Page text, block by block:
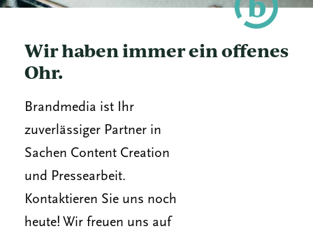
Wir haben immer ein offenes
Ohr.
Brandmedia ist Ihr
zuverlässiger Partner in
Sachen Content Creation
und Pressearbeit.
Kontaktieren Sie uns noch
heute! Wir freuen uns auf